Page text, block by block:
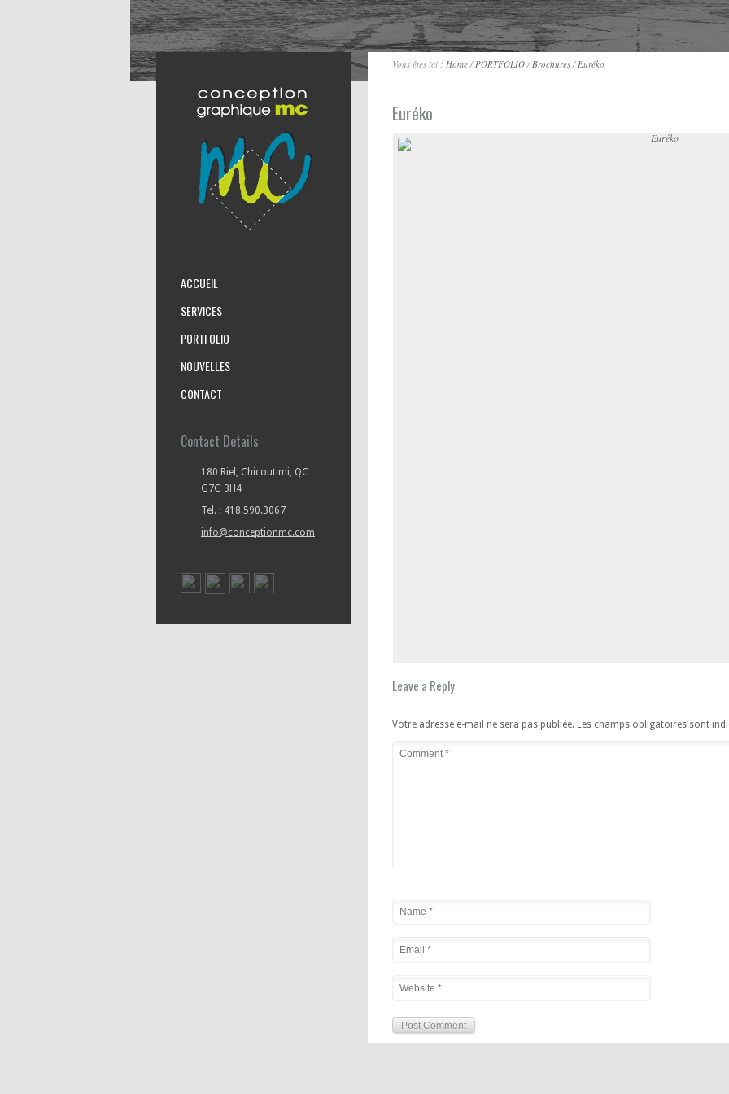
Vous êtes ici : Home/PORTFOLIO/Brochures/Euréko
Euréko
Leave a Reply
Votre adresse e-mail ne sera pas publiée. Les champs obligatoires sont
ACCUEIL
SERVICES
PORTFOLIO
NOUVELLES
CONTACT
Contact Details
180 Riel, Chicoutimi, QC
G7G 3H4
Tel. : 418.590.3067
info@conceptionmc.com